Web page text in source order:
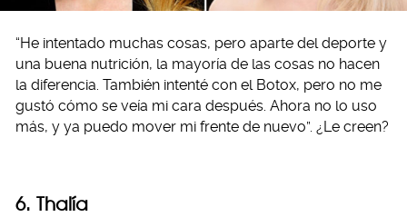
“He intentado muchas cosas, pero aparte del deporte y
una buena nutrición, la mayoría de las cosas no hacen
la diferencia. También intenté con el Botox, pero no me
gustó cómo se veía mi cara después. Ahora no lo uso
más, y ya puedo mover mi frente de nuevo”. ¿Le creen?
6. Thalía